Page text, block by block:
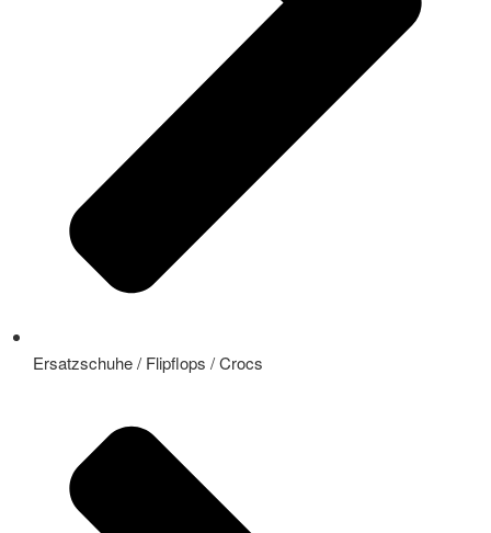
Ersatzschuhe / Flipflops / Crocs